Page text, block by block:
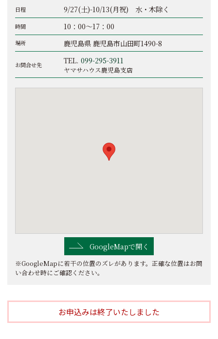
日程 9/27(土)-10/13(月祝) 水・木除く
時間 10：00～17：00
場所 鹿児島県 鹿児島市山田町1490-8
お問合せ先 TEL. 099-295-3911
ヤマサハウス鹿児島支店
GoogleMapで開く
※GoogleMapに若干の位置のズレがあります。正確な位置はお問
い合わせ時にご確認ください。
お申込みは終了いたしました